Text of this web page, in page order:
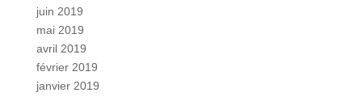
juin 2019
mai 2019
avril 2019
février 2019
janvier 2019